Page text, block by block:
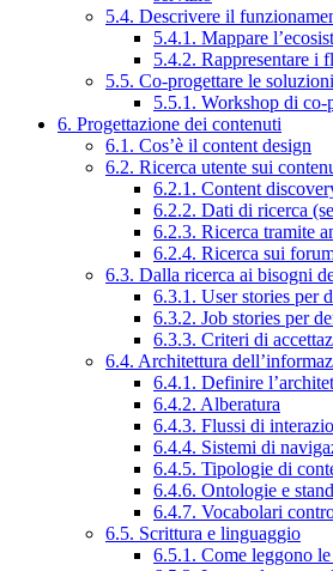
5.4. Descrivere il
5.4.1. Mappare
5.4.2. Rappresentare i
5.5. Co-progettare le soluzioni
5.5.1. Workshop di co-
6. Progettazione dei contenuti
6.1. Cos’è il content design
6.2. Ricerca utente sui
6.2.1. Content
6.2.2. Dati di ricerca
6.2.3. Ricerca tramite
6.2.4. Ricerca sui
6.3. Dalla ricerca ai bisogni
6.3.1. User stories per
6.3.2. Job stories per
6.3.3. Criteri di
6.4. Architettura
6.4.1. Definire
6.4.2. Alberatura
6.4.3. Flussi di
6.4.4. Sistemi di
6.4.5. Tipologie di
6.4.6. Ontologie e
6.4.7. Vocabolari
6.5. Scrittura e linguaggio
6.5.1. Come leggono